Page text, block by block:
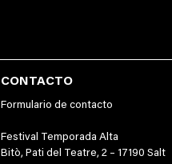
CONTACTO
Formulario de contacto
Festival Temporada Alta
Bitò, Pati del Teatre, 2 – 17190 Salt